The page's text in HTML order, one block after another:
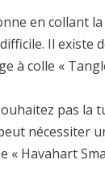
en collant
Il existe
à colle «
pas
nécessiter
Havahart